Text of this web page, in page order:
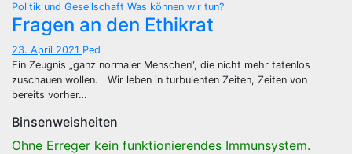
Politik und Gesellschaft Was können wir tun?
Fragen an den Ethikrat
23. April 2021 Ped
Ein Zeugnis „ganz normaler Menschen“, die nicht mehr tatenlos
zuschauen wollen. Wir leben in turbulenten Zeiten, Zeiten von
bereits vorher…
Binsenweisheiten
Ohne Erreger kein funktionierendes Immunsystem.